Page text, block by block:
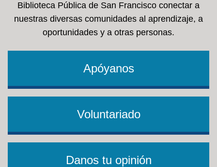
Biblioteca Pública de San Francisco conectar a
nuestras diversas comunidades al aprendizaje, a
oportunidades y a otras personas.
Apóyanos
Voluntariado
Danos tu opinión